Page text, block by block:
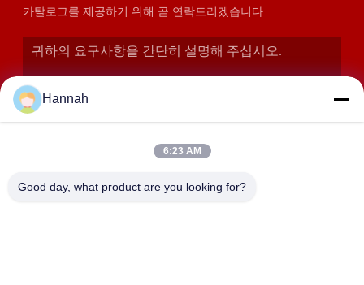
카탈로그를 제공하기 위해 곧 연락드리겠습니다.
Hannah
6:23 AM
Good day, what product are you looking for?